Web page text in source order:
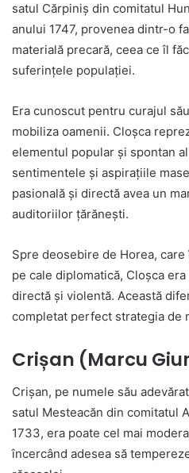
satul Cărpiniș din comitatul
anului 1747, provenea dintr-o
materială precară, ceea ce îl
suferințele populației.
Era cunoscut pentru curajul
mobiliza oamenii. Cloșca
elementul popular și spontan
sentimentele și aspirațiile
pasională și directă avea un
auditoriilor țărănești.
Spre deosebire de Horea,
pe cale diplomatică, Cloșca
directă și violentă. Această
completat perfect strategia de
Crișan (Marcu
Crișan, pe numele său
satul Mesteacăn din comitatul
1733, era poate cel mai
încercând adesea să